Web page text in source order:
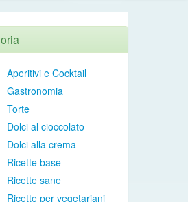
Aperitivi e Cocktail
Gastronomia
Torte
Dolci al cioccolato
Dolci alla crema
Ricette base
Ricette sane
Ricette per vegetariani